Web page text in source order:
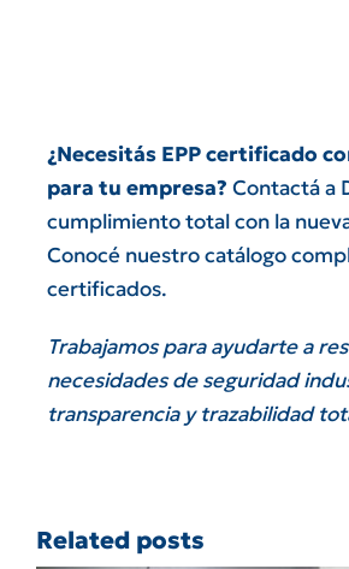
¿Necesitás EPP certificado
para tu empresa? Contactá a
cumplimiento total con la
Conocé nuestrocatálogo
certificados.
Trabajamos para ayudarte a
necesidades de seguridad
transparencia y trazabilidad
Related posts